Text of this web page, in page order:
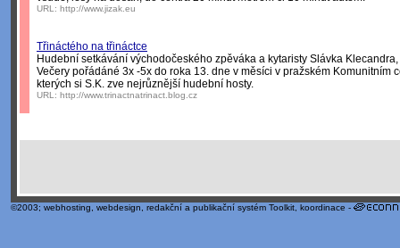
URL: http://www.jizak.eu
Třináctého na třináctce
Hudební setkávání východočeského zpěváka a kytaristy Slávka
Večery pořádáné 3x -5x do roka 13. dne v měsíci v pražském Komunitním
kterých si S.K. zve nejrůznější hudební hosty.
URL: http://www.trinactnatrinact.blog.cz
©2003; webhosting webdesign redakční a publikační systém Toolkit , koordinace -